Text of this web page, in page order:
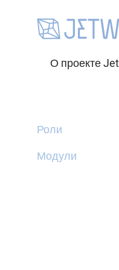
О проекте
Роли
Модули